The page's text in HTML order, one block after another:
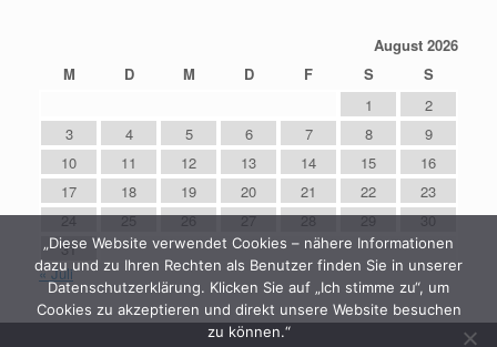
August 2026
M
D M D F S
S
1
2
3
4 5 6 7 8
9
10
11 12 13 14 15
16
17
18 19 20 21 22
23
24
25 26 27 28 29
30
31
« Juli
„Diese Website verwendet Cookies – nähere Informationen
dazu und zu Ihren Rechten als Benutzer finden Sie in unserer
Datenschutzerklärung. Klicken Sie auf „Ich stimme zu“, um
Cookies zu akzeptieren und direkt unsere Website besuchen
zu können.“